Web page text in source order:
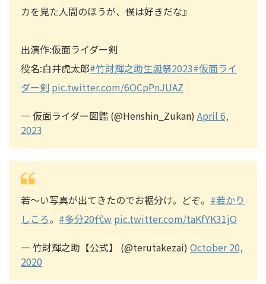
カを見た人間のほうが、僕は好きだな』
出演作:仮面ライダー剣
役名:白井虎太郎#竹財輝之助生誕祭2023#仮面ライ
ダー剣 pic.twitter.com/6OCpPnJUAZ
— 仮面ライダー図鑑 (@Henshin_Zukan) April 6,
2023
若～い写真が出てきたのでお裾分け。どぞ。 #若かり
しころ。 #多分20代w pic.twitter.com/taKfYK31jO
— 竹財輝之助【公式】 (@terutakezai) October 20,
2020